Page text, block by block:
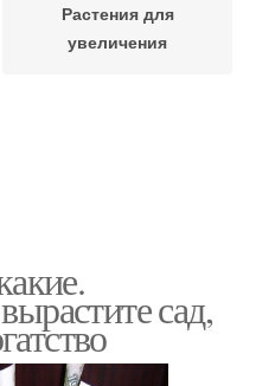
Растения для
увеличения
сад,